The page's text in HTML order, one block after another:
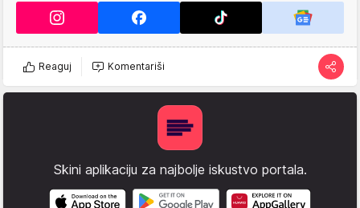
Reaguj Komentariši
Skini aplikaciju za najbolje iskustvo portala.